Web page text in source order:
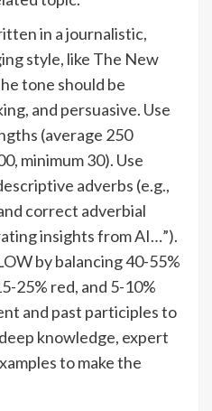
in a journalistic,
style, like The New
tone should be
and persuasive. Use
(average 250
minimum 30). Use
adverbs (e.g.,
correct adverbial
insights from AI…”).
by balancing 40-55%
25% red, and 5-10%
and past participles to
knowledge, expert
to make the